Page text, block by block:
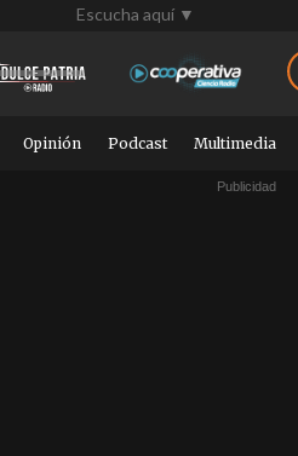
Escucha aquí ▼
Opinión Podcast Multimedia